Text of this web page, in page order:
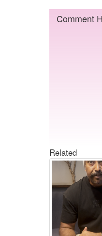
Comment
Related